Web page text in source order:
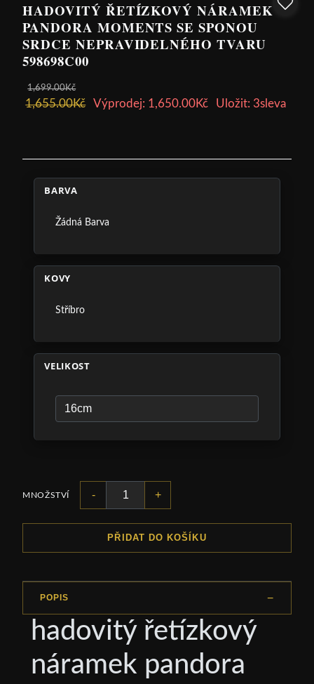
HADOVITÝ ŘETÍZKOVÝ NÁRAMEK
PANDORA MOMENTS SE SPONOU
SRDCE NEPRAVIDELNÉHO TVARU
598698C00
1,699.00Kč
1,655.00Kč Výprodej: 1,650.00Kč Uložit: 3sleva
BARVA
Žádná Barva
KOVY
Stříbro
VELIKOST
MNOŽSTVÍ - +
PŘIDAT DO KOŠÍKU
POPIS
hadovitý řetízkový
náramek pandora